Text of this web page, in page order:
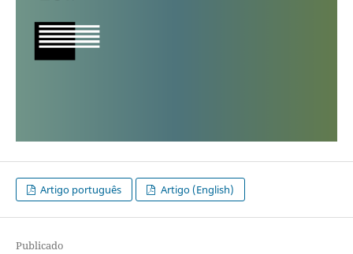
Artigo português Artigo (English)
Publicado